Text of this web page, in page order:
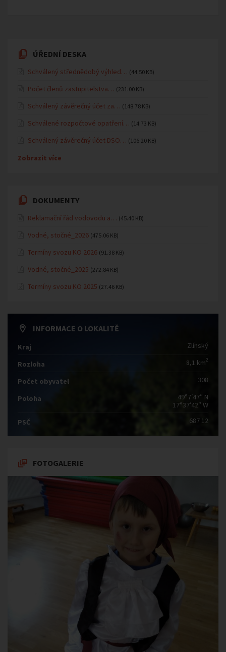
ÚŘEDNÍ DESKA
Schválený střednědobý výhled… (44.50 KB)
Počet členů zastupitelstva… (231.00 KB)
Schválený závěrečný účet za… (148.78 KB)
Schválené rozpočtové opatření… (14.73 KB)
Schválený závěrečný účet DSO… (106.20 KB)
Zobrazit více
DOKUMENTY
Reklamační řád vodovodu a… (45.40 KB)
Vodné, stočné_2026 (475.06 KB)
Termíny svozu KO 2026 (91.38 KB)
Vodné, stočné_2025 (272.84 KB)
Termíny svozu KO 2025 (27.46 KB)
INFORMACE O LOKALITĚ
Kraj Zlínský
Rozloha 8,1 km2
Počet obyvatel 308
Poloha
49°7′47″ N
17°37′42″ W
PSČ
687 12
FOTOGALERIE